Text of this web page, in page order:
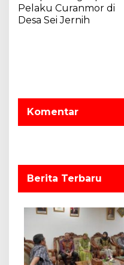
v
i
p
o
Pelaku Curanmor di
Desa Sei Jernih
Komentar
Berita Terbaru